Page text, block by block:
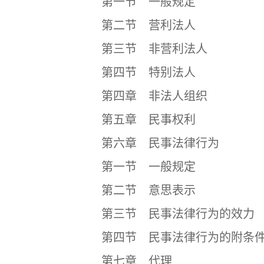
第二节 营利法人
第三节 非营利法人
第四节 特别法人
第四章 非法人组织
第五章 民事权利
第六章 民事法律行为
第一节 一般规定
第二节 意思表示
第三节 民事法律行为的效力
第四节 民事法律行为的附条
第七章 代理